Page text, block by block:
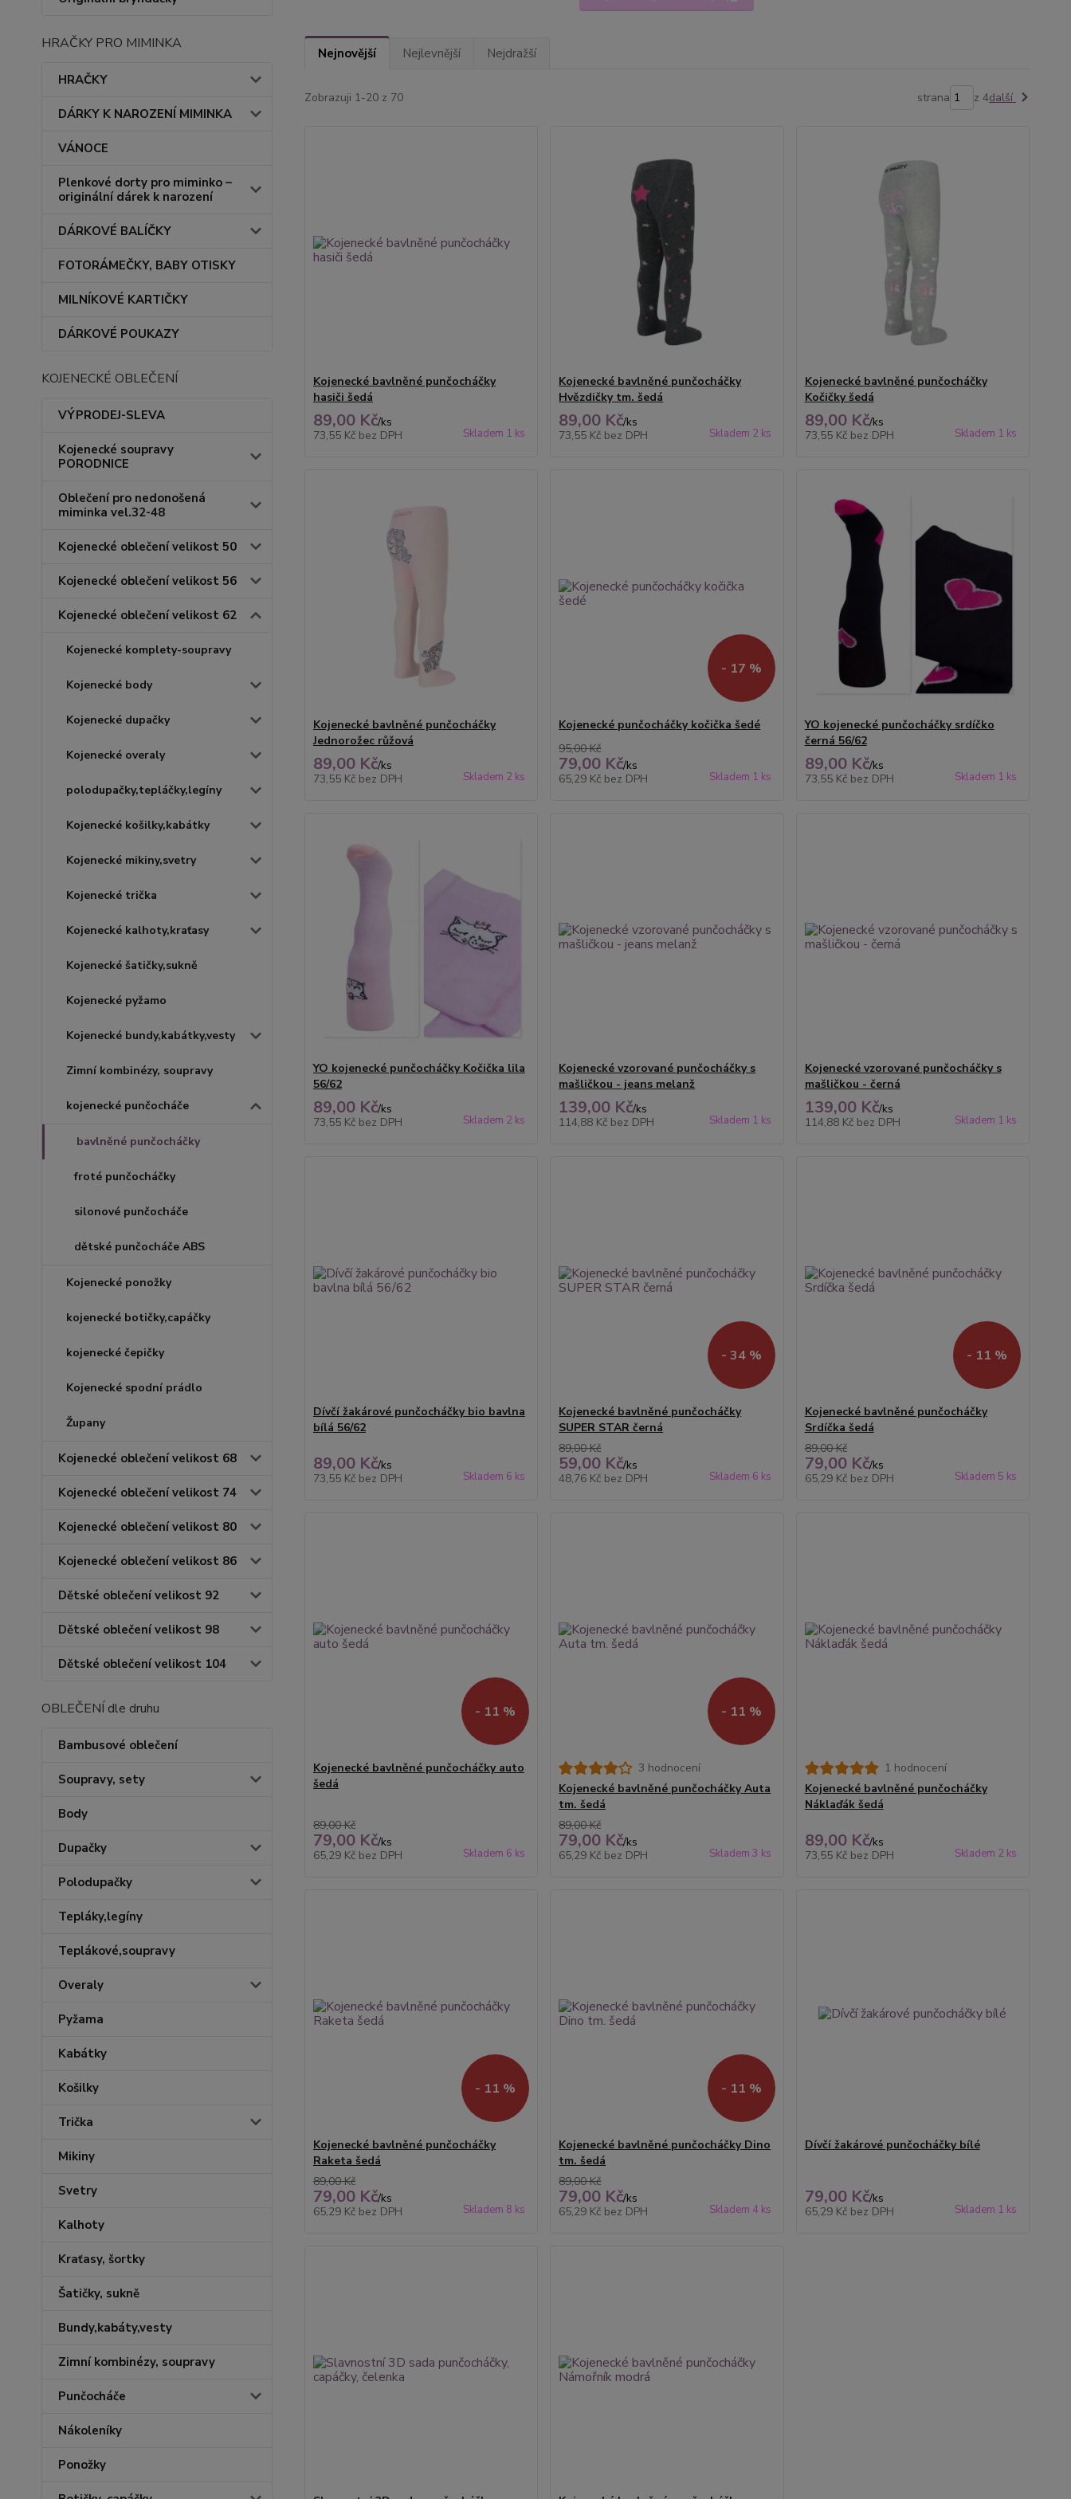
HRAČKY PRO MIMINKA
HRAČKY
DÁRKY K NAROZENÍ MIMINKA
VÁNOCE
Plenkové dorty pro miminko –
originální dárek k narození
DÁRKOVÉ BALÍČKY
FOTORÁMEČKY, BABY OTISKY
MILNÍKOVÉ KARTIČKY
DÁRKOVÉ POUKAZY
KOJENECKÉ OBLEČENÍ
VÝPRODEJ-SLEVA
Kojenecké soupravy
PORODNICE
Oblečení pro nedonošená
miminka vel.32-48
Kojenecké oblečení velikost 50
Kojenecké oblečení velikost 56
Kojenecké oblečení velikost 62
Kojenecké komplety-soupravy
Kojenecké body
Kojenecké dupačky
Kojenecké overaly
polodupačky,tepláčky,legíny
Kojenecké košilky,kabátky
Kojenecké mikiny,svetry
Kojenecké trička
Kojenecké kalhoty,kraťasy
Kojenecké šatičky,sukně
Kojenecké pyžamo
Kojenecké bundy,kabátky,vesty
Zimní kombinézy, soupravy
kojenecké punčocháče
bavlněné punčocháčky
froté punčocháčky
silonové punčocháče
dětské punčocháče ABS
Kojenecké ponožky
kojenecké botičky,capáčky
kojenecké čepičky
Kojenecké spodní prádlo
Župany
Kojenecké oblečení velikost 68
Kojenecké oblečení velikost 74
Kojenecké oblečení velikost 80
Kojenecké oblečení velikost 86
Dětské oblečení velikost 92
Dětské oblečení velikost 98
Dětské oblečení velikost 104
OBLEČENÍ dle druhu
Bambusové oblečení
Soupravy, sety
Body
Dupačky
Polodupačky
Tepláky,legíny
Teplákové,soupravy
Overaly
Pyžama
Kabátky
Košilky
Trička
Mikiny
Svetry
Kalhoty
Kraťasy, šortky
Šatičky, sukně
Bundy,kabáty,vesty
Zimní kombinézy, soupravy
Punčocháče
Nákoleníky
Ponožky
Nejnovější Nejlevnější Nejdražší
Zobrazuji 1-20 z 70 strana z 4další
Kojenecké bavlněné punčocháčky
hasiči šedá
89,00 Kč/ks
73,55 Kč bez DPH Skladem 1 ks
Kojenecké bavlněné punčocháčky
Hvězdičky tm. šedá
89,00 Kč/ks
73,55 Kč bez DPH Skladem 2 ks
Kojenecké bavlněné punčocháčky
Kočičky šedá
89,00 Kč/ks
73,55 Kč bez DPH Skladem 1 ks
Kojenecké bavlněné punčocháčky
Jednorožec růžová
89,00 Kč/ks
73,55 Kč bez DPH Skladem 2 ks
- 17 %
Kojenecké punčocháčky kočička šedé
95,00 Kč
79,00 Kč/ks
65,29 Kč bez DPH Skladem 1 ks
YO kojenecké punčocháčky srdíčko
černá 56/62
89,00 Kč/ks
73,55 Kč bez DPH Skladem 1 ks
YO kojenecké punčocháčky Kočička lila
56/62
89,00 Kč/ks
73,55 Kč bez DPH Skladem 2 ks
Kojenecké vzorované punčocháčky s
mašličkou - jeans melanž
139,00 Kč/ks
114,88 Kč bez DPH Skladem 1 ks
Kojenecké vzorované punčocháčky s
mašličkou - černá
139,00 Kč/ks
114,88 Kč bez DPH Skladem 1 ks
Dívčí žakárové punčocháčky bio bavlna
bílá 56/62
89,00 Kč/ks
73,55 Kč bez DPH Skladem 6 ks
- 34 %
Kojenecké bavlněné punčocháčky
SUPER STAR černá
89,00 Kč
59,00 Kč/ks
48,76 Kč bez DPH Skladem 6 ks
- 11 %
Kojenecké bavlněné punčocháčky
Srdíčka šedá
89,00 Kč
79,00 Kč/ks
65,29 Kč bez DPH Skladem 5 ks
- 11 %
Kojenecké bavlněné punčocháčky auto
šedá
89,00 Kč
79,00 Kč/ks
65,29 Kč bez DPH Skladem 6 ks
- 11 %
3 hodnocení
Kojenecké bavlněné punčocháčky Auta
tm. šedá
89,00 Kč
79,00 Kč/ks
65,29 Kč bez DPH Skladem 3 ks
1 hodnocení
Kojenecké bavlněné punčocháčky
Náklaďák šedá
89,00 Kč/ks
73,55 Kč bez DPH Skladem 2 ks
- 11 %
Kojenecké bavlněné punčocháčky
Raketa šedá
89,00 Kč
79,00 Kč/ks
65,29 Kč bez DPH Skladem 8 ks
- 11 %
Kojenecké bavlněné punčocháčky Dino
tm. šedá
89,00 Kč
79,00 Kč/ks
65,29 Kč bez DPH Skladem 4 ks
Dívčí žakárové punčocháčky bílé
79,00 Kč/ks
65,29 Kč bez DPH Skladem 1 ks